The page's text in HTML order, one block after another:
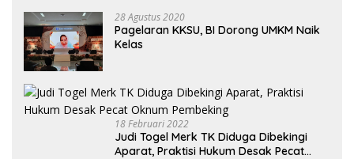
28 Agustus 2020
Pagelaran KKSU, BI Dorong UMKM Naik
Kelas
18 Februari 2022
Judi Togel Merk TK Diduga Dibekingi
Aparat, Praktisi Hukum Desak Pecat